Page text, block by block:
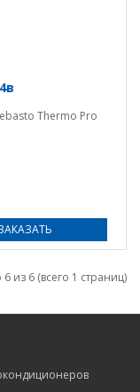
Thermo Pro
из 6 (всего 1 страниц)